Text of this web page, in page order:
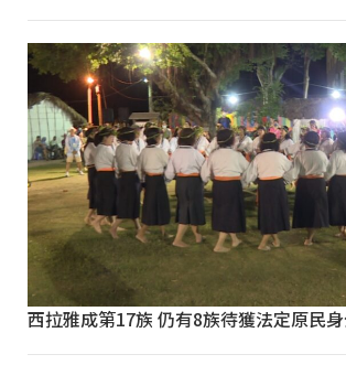
西拉雅成第17族 仍有8族待獲法定原民